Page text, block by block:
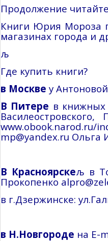
Продолжение
Книги Юрия Мороза
магазинах города и
љ
Где купить книги?
в Москве у
В Питере в книжных
Василеостровского,
www.obook.narod.ru/
mp@yandex.ru Ольга
В Красноярскељ в
Прокопенко
в г.Дзержинске:
в Н.Новгороде на E-